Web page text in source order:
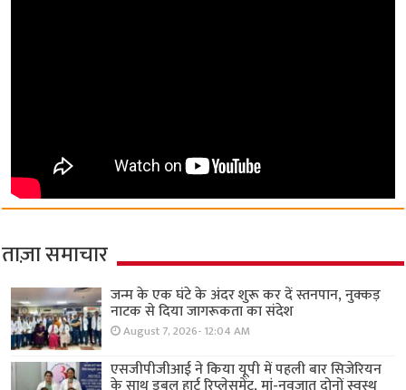
ताज़ा समाचार
जन्म के एक घंटे के अंदर शुरू कर दें स्तनपान, नुक्कड़
नाटक से दिया जागरूकता का संदेश
August 7, 2026- 12:04 AM
एसजीपीजीआई ने किया यूपी में पहली बार सिजेरियन